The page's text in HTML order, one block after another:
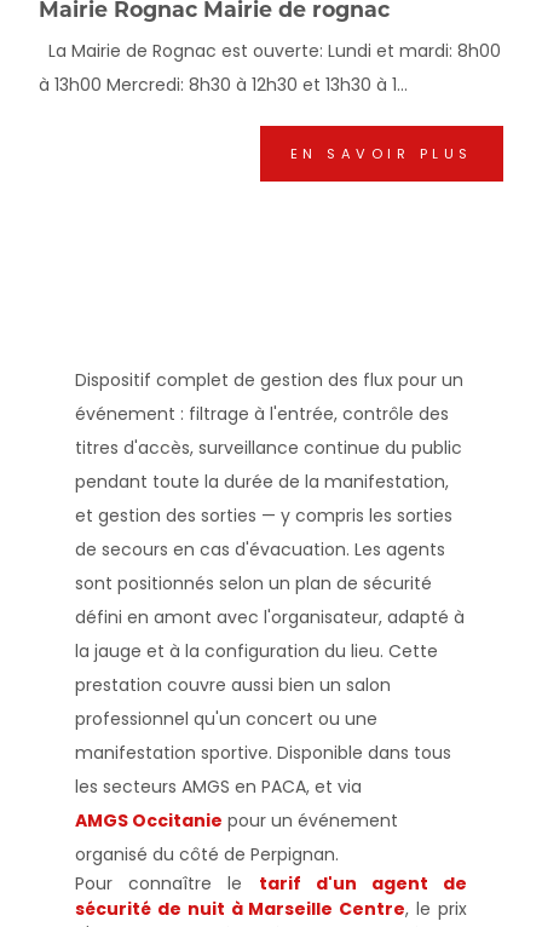
Mairie Rognac Mairie de rognac
La Mairie de Rognac est ouverte: Lundi et mardi: 8h00
à 13h00 Mercredi: 8h30 à 12h30 et 13h30 à 1...
EN SAVOIR PLUS
Dispositif complet de gestion des flux pour un
événement : filtrage à l'entrée, contrôle des
titres d'accès, surveillance continue du public
pendant toute la durée de la manifestation,
et gestion des sorties — y compris les sorties
de secours en cas d'évacuation. Les agents
sont positionnés selon un plan de sécurité
défini en amont avec l'organisateur, adapté à
la jauge et à la configuration du lieu. Cette
prestation couvre aussi bien un salon
professionnel qu'un concert ou une
manifestation sportive. Disponible dans tous
les secteurs AMGS en PACA, et via
AMGS Occitanie pour un événement
organisé du côté de Perpignan.
Pour connaître le tarif d'un agent de
sécurité de nuit à Marseille Centre, le prix